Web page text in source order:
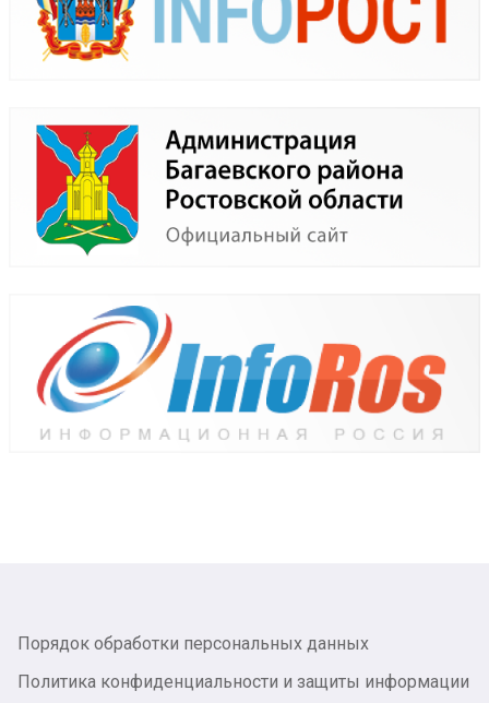
Порядок обработки персональных данных
Политика конфиденциальности и защиты информации